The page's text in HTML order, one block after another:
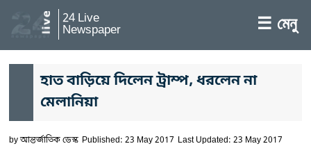
24 Live
Newspaper ☰ মেনু
হাত বাড়িয়ে দিলেন ট্রাম্প, ধরলেন না
মেলানিয়া
byআন্তর্জাতিক ডেস্ক Published: 23 May 2017 Last Updated: 23 May 2017